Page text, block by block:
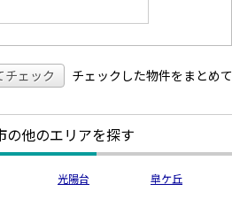
チェック チェックした物件をまとめて
の他のエリアを探す
光陽台 皐ケ丘